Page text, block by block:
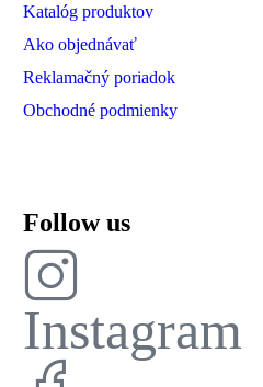
Katalóg produktov
Ako objednávať
Reklamačný poriadok
Obchodné podmienky
Follow us
Instagram